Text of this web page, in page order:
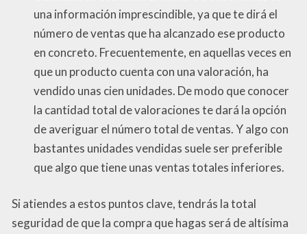
una información imprescindible, ya que te dirá el
número de ventas que ha alcanzado ese producto
en concreto. Frecuentemente, en aquellas veces en
que un producto cuenta con una valoración, ha
vendido unas cien unidades. De modo que conocer
la cantidad total de valoraciones te dará la opción
de averiguar el número total de ventas. Y algo con
bastantes unidades vendidas suele ser preferible
que algo que tiene unas ventas totales inferiores.
Si atiendes a estos puntos clave, tendrás la total
seguridad de que la compra que hagas será de altísima